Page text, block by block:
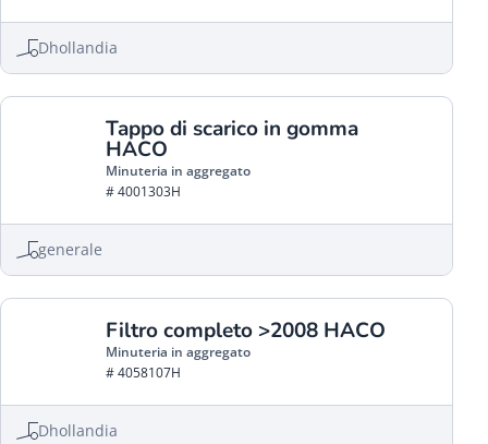
Dhollandia
Tappo di scarico in gomma
HACO
Minuteria in aggregato
# 4001303H
generale
Filtro completo >2008 HACO
Minuteria in aggregato
# 4058107H
Dhollandia